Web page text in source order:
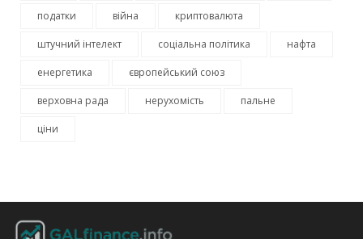
податки війна криптовалюта
штучний інтелект соціальна політика нафта
енергетика європейський союз
верховна рада нерухомість пальне
ціни